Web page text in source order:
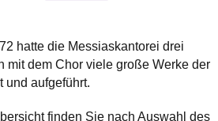
hatte die Messiaskantorei drei
mit dem Chor viele große Werke der
und aufgeführt.
finden Sie nach Auswahl des